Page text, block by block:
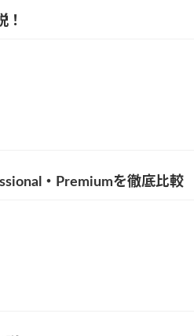
！
・Premiumを徹底比較